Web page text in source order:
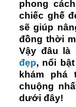
phong
chiếc ghế
sẽ giúp
đồng thời
Vậy đâu là
đẹp, nổi
khám phá
chuộng
dưới đây!